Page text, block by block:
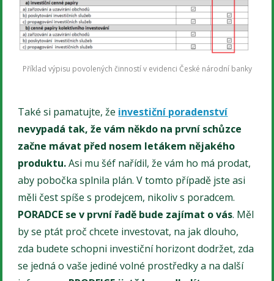
Příklad výpisu povolených činností v evidenci České národní banky
Také si pamatujte, že investiční poradenství
nevypadá tak, že vám někdo na první schůzce
začne mávat před nosem letákem nějakého
produktu.Asi mu šéf nařídil, že vám ho má prodat,
aby pobočka splnila plán. V tomto případě jste asi
měli čest spíše s prodejcem, nikoliv s poradcem.
PORADCE se v první řadě bude zajímat o vás. Měl
by se ptát proč chcete investovat, na jak dlouho,
zda budete schopni investiční horizont dodržet, zda
se jedná o vaše jediné volné prostředky a na další